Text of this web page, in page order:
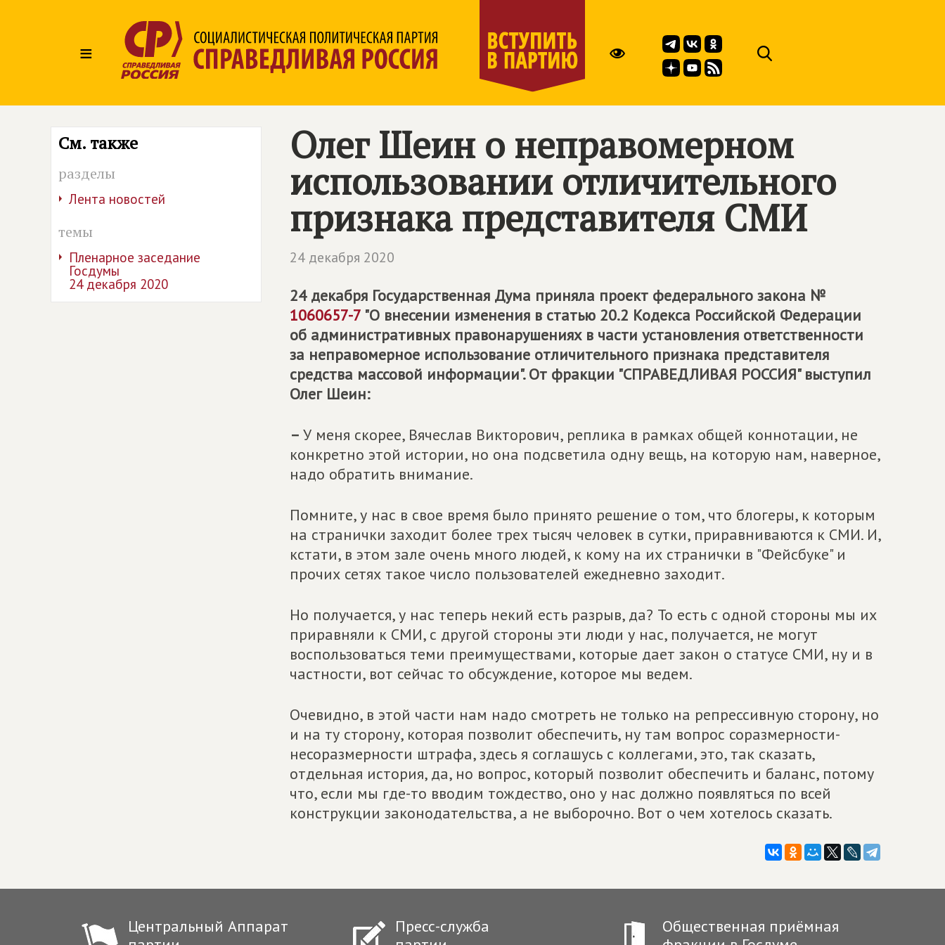
≡
См. также
разделы
Лента новостей
темы
Пленарное заседание
Госдумы
24 декабря 2020
Олег Шеин о неправомерном
использовании отличительного
признака представителя СМИ
24 декабря 2020
24 декабря Государственная Дума приняла проект федерального закона №
1060657-7 "О внесении изменения в статью 20.2 Кодекса Российской Федерации
об административных правонарушениях в части установления ответственности
за неправомерное использование отличительного признака представителя
средства массовой информации". От фракции "СПРАВЕДЛИВАЯ РОССИЯ" выступил
Олег Шеин:
– У меня скорее, Вячеслав Викторович, реплика в рамках общей коннотации, не
конкретно этой истории, но она подсветила одну вещь, на которую нам, наверное,
надо обратить внимание.
Помните, у нас в свое время было принято решение о том, что блогеры, к которым
на странички заходит более трех тысяч человек в сутки, приравниваются к СМИ. И,
кстати, в этом зале очень много людей, к кому на их странички в "Фейсбуке" и
прочих сетях такое число пользователей ежедневно заходит.
Но получается, у нас теперь некий есть разрыв, да? То есть с одной стороны мы их
приравняли к СМИ, с другой стороны эти люди у нас, получается, не могут
воспользоваться теми преимуществами, которые дает закон о статусе СМИ, ну и в
частности, вот сейчас то обсуждение, которое мы ведем.
Очевидно, в этой части нам надо смотреть не только на репрессивную сторону, но
и на ту сторону, которая позволит обеспечить, ну там вопрос соразмерности-
несоразмерности штрафа, здесь я соглашусь с коллегами, это, так сказать,
отдельная история, да, но вопрос, который позволит обеспечить и баланс, потому
что, если мы где-то вводим тождество, оно у нас должно появляться по всей
конструкции законодательства, а не выборочно. Вот о чем хотелось сказать.
Центральный Аппарат
Пресс-служба
Общественная приёмная